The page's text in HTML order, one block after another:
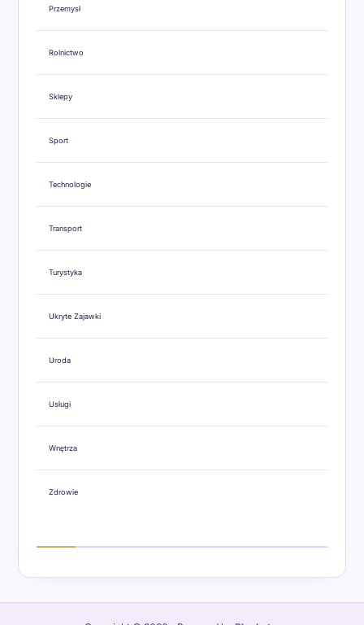
Przemysł
Rolnictwo
Sklepy
Sport
Technologie
Transport
Turystyka
Ukryte Zajawki
Uroda
Usługi
Wnętrza
Zdrowie